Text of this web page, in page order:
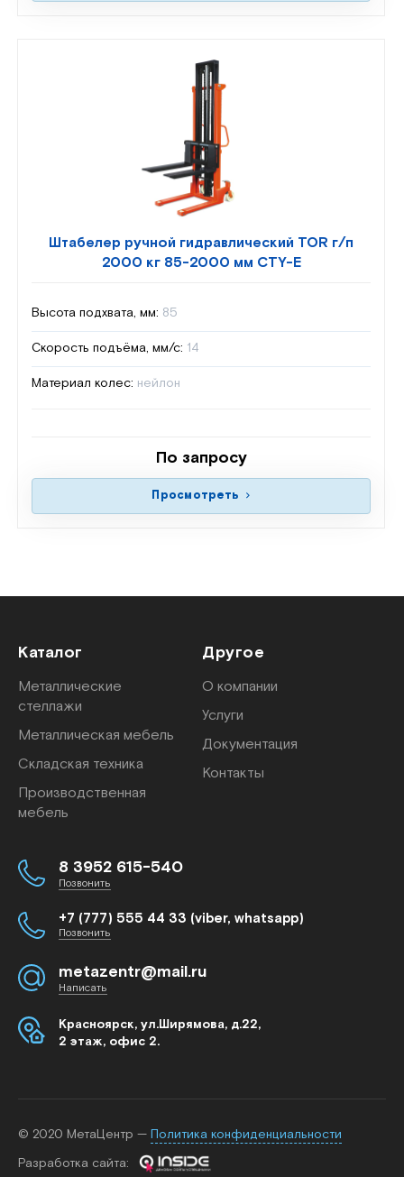
Штабелер ручной гидравлический TOR г/п
2000 кг 85-2000 мм CTY-E
Высота подхвата, мм: 85
Скорость подъёма, мм/с: 14
Материал колес: нейлон
По запросу
Просмотреть
Каталог
Металлические
стеллажи
Металлическая мебель
Складская техника
Производственная
мебель
Другое
О компании
Услуги
Документация
Контакты
8 3952 615-540
Позвонить
+7 (777) 555 44 33 (viber, whatsapp)
Позвонить
metazentr@mail.ru
Написать
Красноярск, ул.Ширямова, д.22,
2 этаж, офис 2.
© 2020 МетаЦентр — Политика конфиденциальности
Разработка cайта: